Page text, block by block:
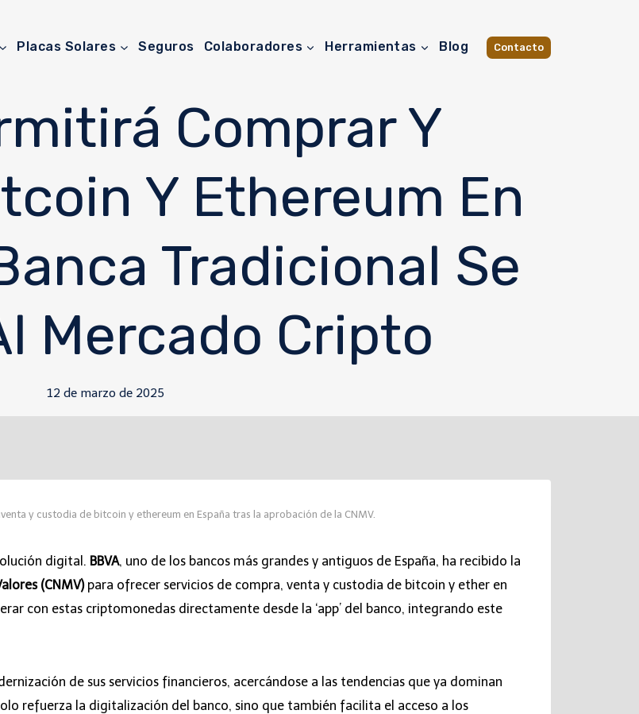
Placas Solares Seguros Colaboradores Herramientas Blog Contacto
Comprar Y
Y Ethereum En
Tradicional Se
Mercado Cripto
12 de marzo de 2025
y custodia de bitcoin y ethereum en España tras la aprobación de la CNMV.
digital. BBVA, uno de los bancos más grandes y antiguos de España, ha recibido la
(CNMV)para ofrecer servicios de compra, venta y custodia de bitcoin y ether en
con estas criptomonedas directamente desde la ‘app’ del banco, integrando este
de sus servicios financieros, acercándose a las tendencias que ya dominan
refuerza la digitalización del banco, sino que también facilita el acceso a los